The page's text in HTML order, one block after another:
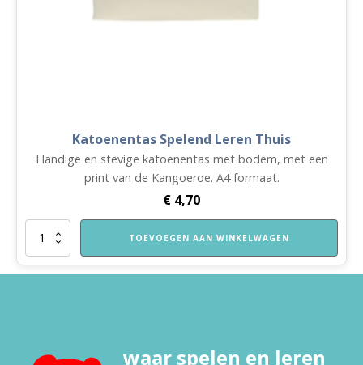
Katoenentas Spelend Leren Thuis
Handige en stevige katoenentas met bodem, met een
print van de Kangoeroe. A4 formaat.
€ 4,70
Katoenentas
Leren
TOEVOEGEN AAN WINKELWAGEN
waar spelen en leren